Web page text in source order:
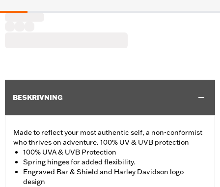
BESKRIVNING
Made to reflect your most authentic self, a non-conformist
who thrives on adventure. 100% UV & UVB protection
100% UVA & UVB Protection
Spring hinges for added flexibility.
Engraved Bar & Shield and Harley Davidson logo
design